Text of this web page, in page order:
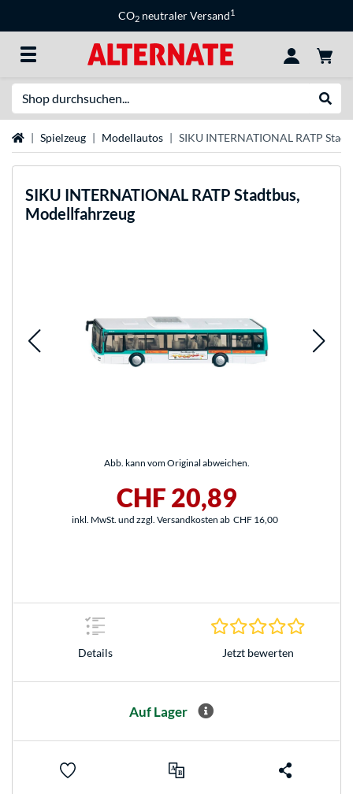
CO2 neutraler Versand1
StartseiteSpielzeug Modellautos SIKU INTERNATIONAL RATP
SIKU INTERNATIONAL RATP Stadtbus,
Modellfahrzeug
Abb. kann vom Original abweichen.
CHF 20,89
inkl. MwSt. und zzgl. Versandkosten ab CHF 16,00
Details Jetzt bewerten
Auf Lager